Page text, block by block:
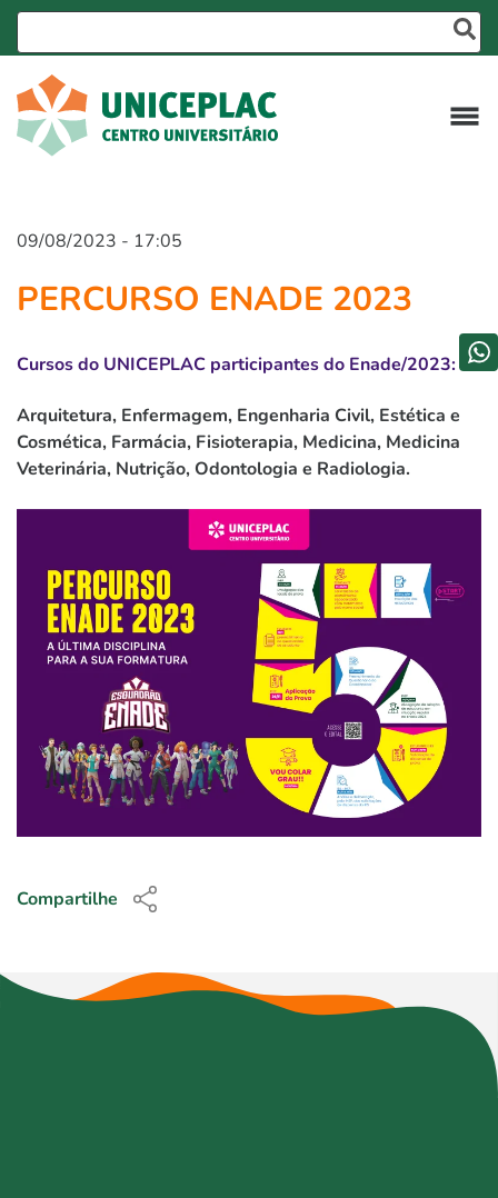
09/08/2023 - 17:05
PERCURSO ENADE 2023
Cursos do UNICEPLAC participantes do Enade/2023:
Arquitetura, Enfermagem, Engenharia Civil, Estética e
Cosmética, Farmácia, Fisioterapia, Medicina, Medicina
Veterinária, Nutrição, Odontologia e Radiologia.
Compartilhe